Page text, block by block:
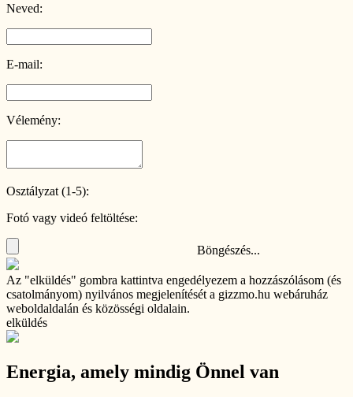
Neved:
E-mail:
Vélemény:
Osztályzat (1-5):
Fotó vagy videó feltöltése:
Böngészés...
Az "elküldés" gombra kattintva engedélyezem a hozzászólásom (és
csatolmányom) nyilvános megjelenítését a gizzmo.hu webáruház
weboldaldalán és közösségi oldalain.
elküldés
Energia, amely mindig Önnel van